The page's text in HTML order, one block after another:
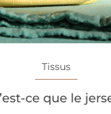
Tissus
ce que le